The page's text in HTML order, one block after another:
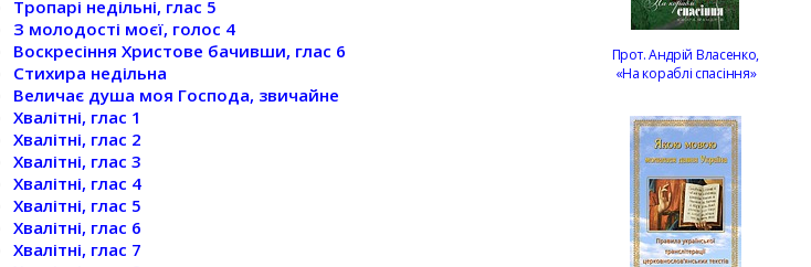
Тропарі недільні, глас 5
З молодості моєї, голос 4
Воскресіння Христове бачивши, глас 6
Стихира недільна
Величає душа моя Господа, звичайне
Хвалітні, глас 1
Хвалітні, глас 2
Хвалітні, глас 3
Хвалітні, глас 4
Хвалітні, глас 5
Хвалітні, глас 6
Хвалітні, глас 7
Прот. Андрій Власенко,
«На кораблі спасіння»